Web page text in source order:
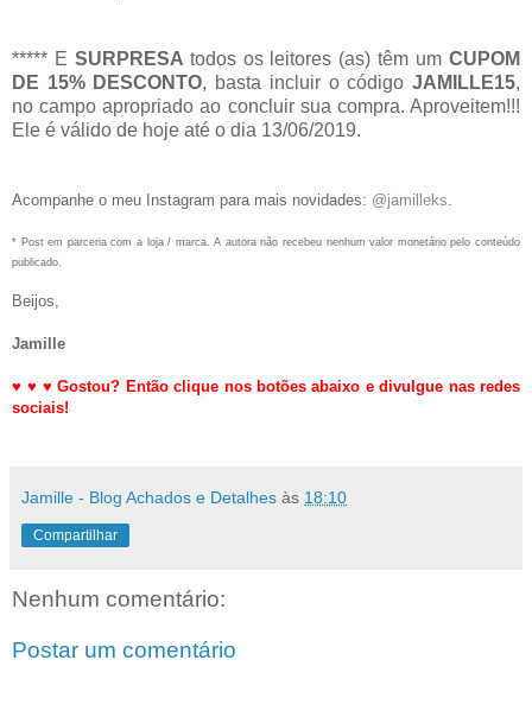
***** E SURPRESA todos os leitores (as) têm um CUPOM
DE 15% DESCONTO, basta incluir o códigoJAMILLE15,
no campo apropriado ao concluir sua compra. Aproveitem!!!
Ele é válido de hoje até o dia 13/06/2019.
Acompanhe o meu Instagram para mais novidades: @jamilleks
* Post em parceria com a loja / marca. A autora não recebeu nenhum valor monetário pelo conteúdo
publicado.
Beijos,
Jamille
♥ ♥ ♥Gostou? Então clique nos botões abaixo e divulgue nas redes
sociais!
Jamille - Blog Achados e Detalhes às 18:10
Compartilhar
Nenhum comentário:
Postar um comentário